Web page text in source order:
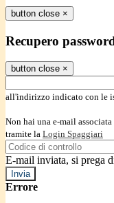
button close ×
Recupero
button close ×
all'indirizzo indicato con le
Non hai una e-mail
tramite la Login Spaggiari
E-mail inviata, si prega
Errore